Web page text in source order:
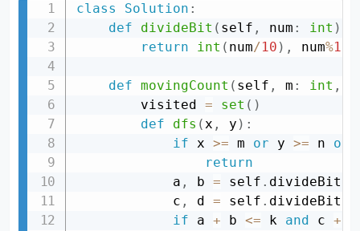
class Solution :
def
divideBit ( self , num : int )
return
int ( num/10 ) , num%10
def movingCount ( self , m : int ,
        visited
= set ( )
def
dfs (x , y ) :
if x >= m or y >= n or
return
            a
, b = self . divideBit
            c
, d = self . divideBit
if a + b <= k and c +